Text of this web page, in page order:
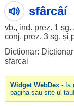
sfârcâí
vb., ind. prez. 1 sg.
conj. prez. 3 sg. și
Dictionar:
sfarcai
Widget WebDex- Ia
pagina sau site-ul tau!